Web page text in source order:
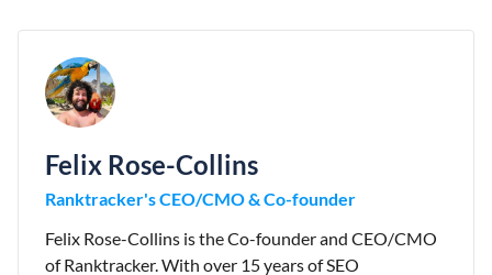
Felix Rose-Collins
Ranktracker's CEO/CMO & Co-founder
Felix Rose-Collins is the Co-founder and CEO/CMO
of Ranktracker. With over 15 years of SEO